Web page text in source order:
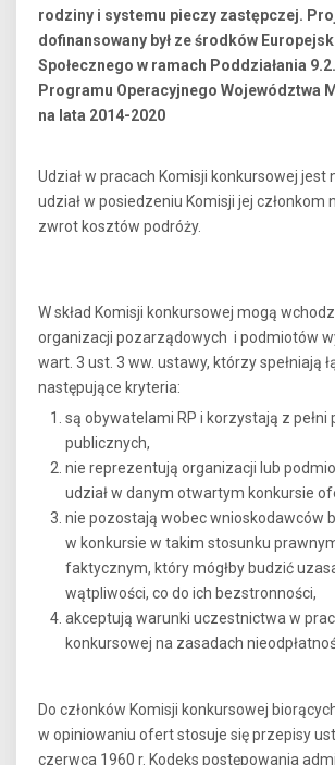
rodziny i systemu pieczy zastępczej.
dofinansowany był ze środków
Społecznego w ramach Poddziałania
Programu Operacyjnego Województwa
na lata 2014-2020
Udział w pracach Komisji konkursowej jest
udział w posiedzeniu Komisji jej członkom
zwrot kosztów podróży.
W skład Komisji konkursowej mogą
organizacji pozarządowych i podmiotów
wart. 3 ust. 3 ww. ustawy, którzy spełniają
następujące kryteria:
są obywatelami RP i korzystają z pełni
publicznych,
nie reprezentują organizacji lub
udział w danym otwartym konkursie
nie pozostają wobec wnioskodawców
w konkursie w takim stosunku
faktycznym, który mógłby budzić
wątpliwości, co do ich bezstronności,
akceptują warunki uczestnictwa w
konkursowej na zasadach
Do członków Komisji konkursowej
w opiniowaniu ofert stosuje się przepisy
czerwca 1960 r. Kodeks postępowania